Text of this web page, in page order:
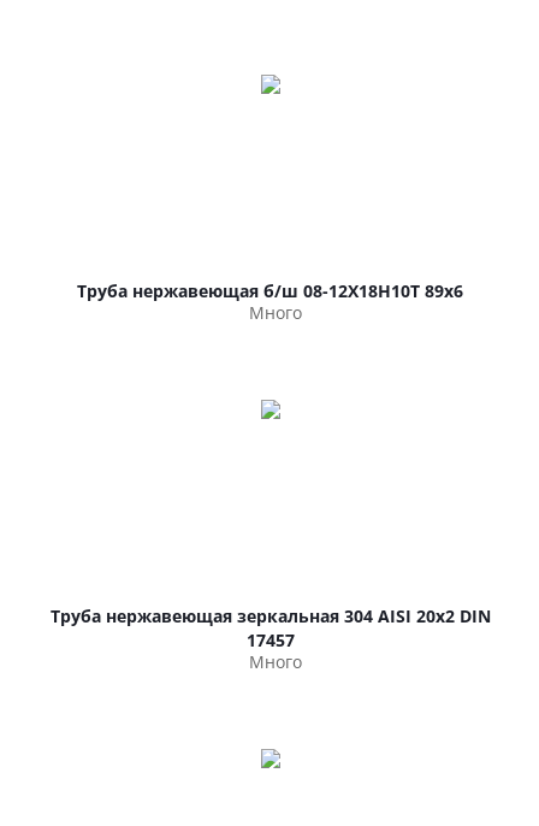
Труба нержавеющая б/ш 08-12Х18Н10Т 89х6
Много
Труба нержавеющая зеркальная 304 AISI 20х2 DIN
17457
Много